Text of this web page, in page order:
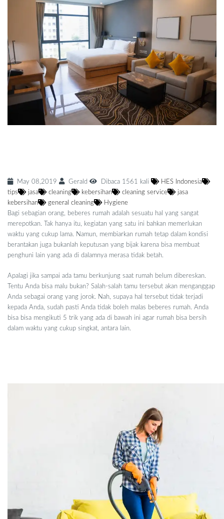
May 08,2019 Gerald Dibaca 1561 kali
HES Indonesia
tips
jasa cleaning kebersihan cleaning service
jasa
kebersihan
general cleaning
Hygiene
Bagi sebagian orang, beberes rumah adalah sesuatu hal yang sangat
merepotkan. Tak hanya itu, kegiatan yang satu ini bahkan memerlukan
waktu yang cukup lama. Namun, membiarkan rumah tetap dalam kondisi
berantakan juga bukanlah keputusan yang bijak karena bisa membuat
penghuni lain yang ada di dalamnya merasa tidak betah.
Apalagi jika sampai ada tamu berkunjung saat rumah belum dibereskan.
Tentu Anda bisa malu bukan? Salah-salah tamu tersebut akan menganggap
Anda sebagai orang yang jorok. Nah, supaya hal tersebut tidak terjadi
kepada Anda, sudah pasti Anda tidak boleh malas beberes rumah. Anda
bisa bisa mengikuti 5 trik yang ada di bawah ini agar rumah bisa bersih
dalam waktu yang cukup singkat, antara lain.